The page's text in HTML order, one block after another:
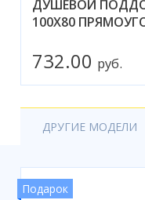
ДУШЕВОЙ
100X80
732.00 руб.
ДРУГИЕ МОДЕЛИ
Подарок